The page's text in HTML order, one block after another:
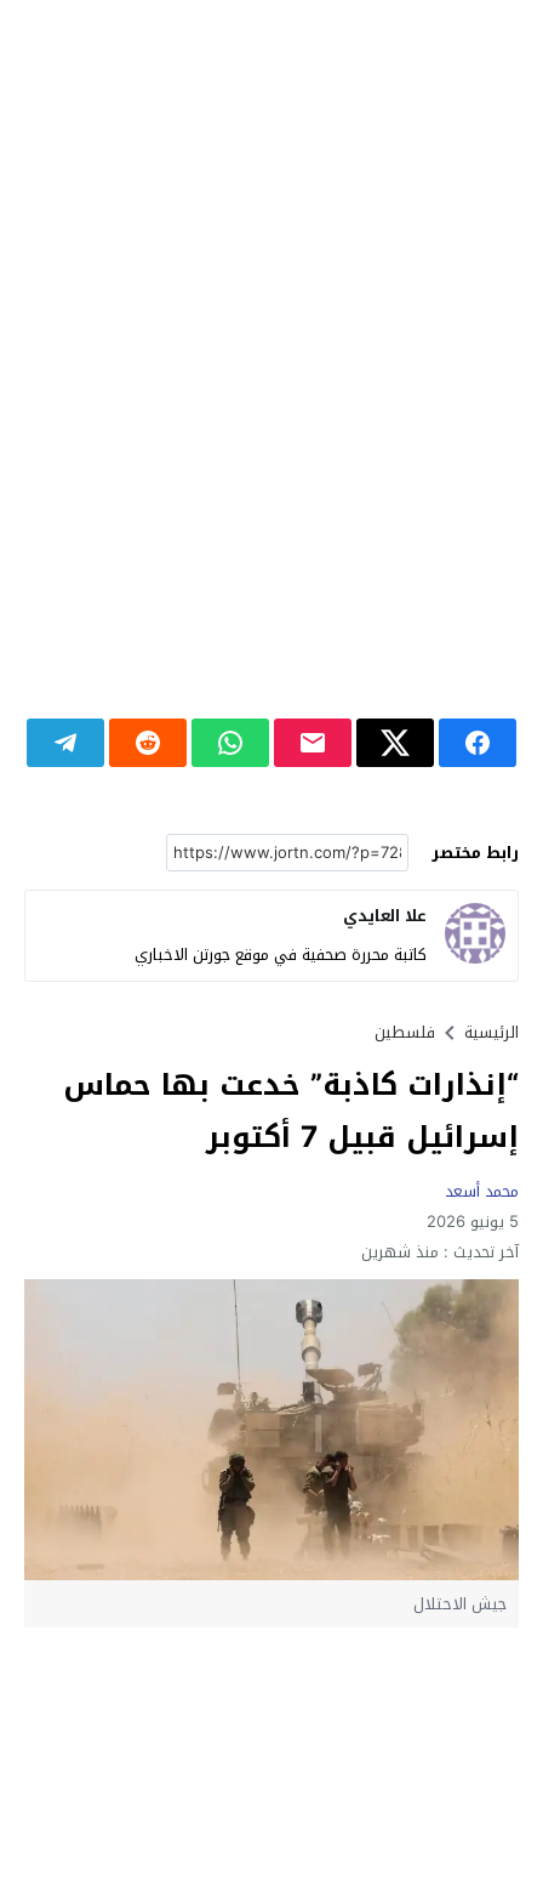
رابط مختصر
علا العايدي
كاتبة محررة صحفية في موقع جورتن الاخباري
الرئيسية فلسطين
“إنذارات كاذبة” خدعت بها حماس
إسرائيل قبيل 7 أكتوبر
محمد أسعد
5 يونيو 2026
آخر تحديث : منذ شهرين
جيش الاحتلال